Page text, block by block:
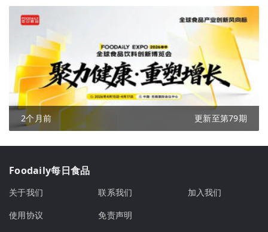
2个月前 更新至第79期
Foodaily每日食品
关于我们 联系我们
加入我们
使用协议
免责声明